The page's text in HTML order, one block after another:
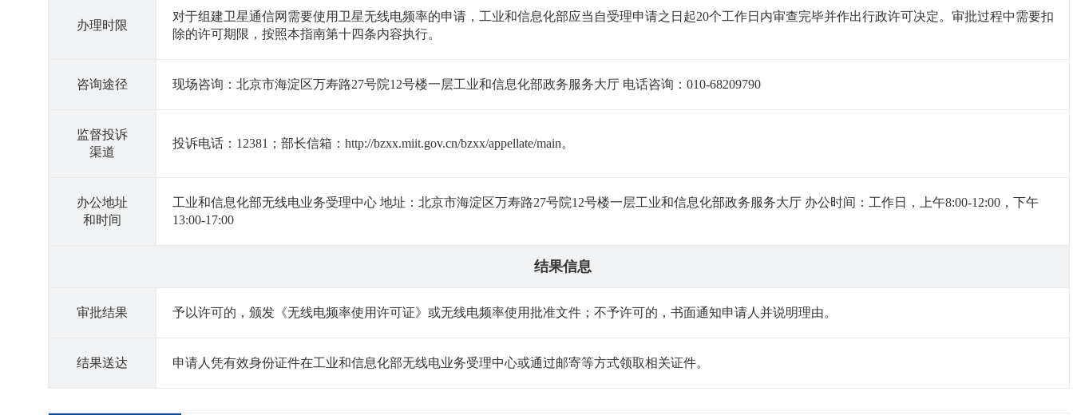
办理时限
对于组建卫星通信网需要使用卫星无线电频率的申请，工业和信息化部应当自受理申请之日起20个工作日内审查完毕并作出行政许可决定。审批过程中需要扣
除的许可期限，按照本指南第十四条内容执行。
咨询途径 现场咨询：北京市海淀区万寿路27号院12号楼一层工业和信息化部政务服务大厅 电话咨询：010-68209790
监督投诉
渠道
投诉电话：12381；部长信箱：http://bzxx.miit.gov.cn/bzxx/appellate/main。
办公地址
和时间
工业和信息化部无线电业务受理中心 地址：北京市海淀区万寿路27号院12号楼一层工业和信息化部政务服务大厅 办公时间：工作日，上午8:00-12:00，下午
13:00-17:00
结果信息
审批结果 予以许可的，颁发《无线电频率使用许可证》或无线电频率使用批准文件；不予许可的，书面通知申请人并说明理由。
结果送达 申请人凭有效身份证件在工业和信息化部无线电业务受理中心或通过邮寄等方式领取相关证件。